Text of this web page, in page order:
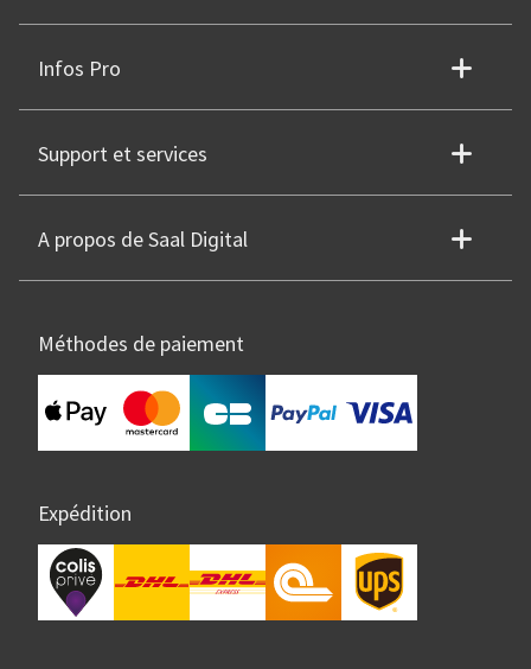
Infos Pro
Support et services
A propos de Saal Digital
Méthodes de paiement
Expédition